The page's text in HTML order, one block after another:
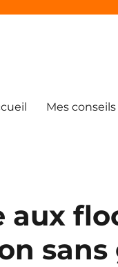
Mes conseils
aux